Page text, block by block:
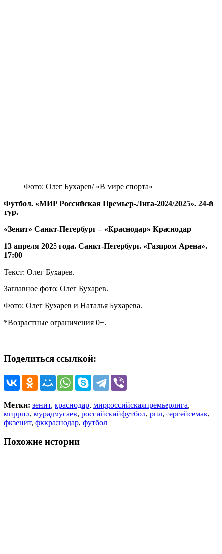
Фото: Олег Бухарев/ «В мире спорта»
Футбол. «МИР Российская Премьер-Лига-2024/2025». 24-й
тур.
«Зенит» Санкт-Петербург – «Краснодар» Краснодар
13 апреля 2025 года. Санкт-Петербург. «Газпром Арена».
17:00
Текст: Олег Бухарев.
Заглавное фото: Олег Бухарев.
Фото: Олег Бухарев и Наталья Бухарева.
*Возрастные ограничения 0+.
Поделиться ссылкой:
Метки: зенит, краснодар, мирроссийскаяпремьерлига,
миррпл, мурадмусаев, российскийфутбол, рпл, сергейсемак,
фкзенит, фккраснодар, футбол
Похожие истории